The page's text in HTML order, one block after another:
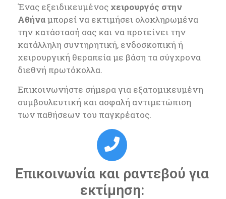
Ένας εξειδικευμένος χειρουργός στην
Αθήναμπορεί να εκτιμήσει ολοκληρωμένα
την κατάστασή σας και να προτείνει την
κατάλληλη συντηρητική, ενδοσκοπική ή
χειρουργική θεραπεία με βάση τα σύγχρονα
διεθνή πρωτόκολλα.
Επικοινωνήστε σήμερα για εξατομικευμένη
συμβουλευτική και ασφαλή αντιμετώπιση
των παθήσεων του παγκρέατος.
Επικοινωνία και ραντεβού για
εκτίμηση: